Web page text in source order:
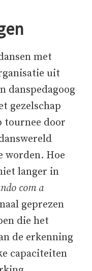
met
uit
danspedagoog
gezelschap
tournee door
worden. Hoe
langer in
com a
geprezen
die het
de erkenning
capaciteiten